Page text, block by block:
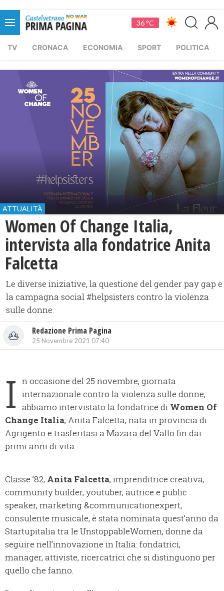
36 °C
TV CRONACA ECONOMIA SPORT POLITICA
ATTUALITÀ
Women Of Change Italia,
intervista alla fondatrice Anita
Falcetta
Le diverse iniziative, la questione del gender pay gap e
la campagna social #helpsisters contro la violenza
sulle donne
Redazione Prima Pagina
25 Novembre 2021 07:40
I n occasione del 25 novembre, giornata
internazionale contro la violenza sulle donne,
abbiamo intervistato la fondatrice di Women Of
Change Italia, Anita Falcetta, nata in provincia di
Agrigento e trasferitasi a Mazara del Vallo fin dai
primi anni di vita.
Classe ’82, Anita Falcetta, imprenditrice creativa,
community builder, youtuber, autrice e public
speaker, marketing &communicationexpert,
consulente musicale, è stata nominata quest’anno da
Startupitalia tra le UnstoppableWomen, donne da
seguire nell’innovazione in Italia: fondatrici,
manager, attiviste, ricercatrici che si distinguono per
quello che fanno.